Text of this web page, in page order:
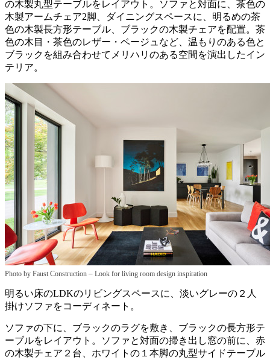
の木製丸型テーブルをレイアウト。ソファと対面に、茶色の
木製アームチェア2脚、ダイニングスペースに、明るめの茶
色の木製長方形テーブル、ブラックの木製チェアを配置。茶
色の木目・茶色のレザー・ベージュなど、温もりのある色と
ブラックを組み合わせてメリハリのある空間を演出したイン
テリア。
Photo by Faust Construction – Look for living room design inspiration
明るい床のLDKのリビングスペースに、淡いグレーの２人
掛けソファをコーディネート。
ソファの下に、ブラックのラグを敷き、ブラックの長方形テ
ーブルをレイアウト。ソファと対面の掃き出し窓の前に、赤
の木製チェア２台、ホワイトの１本脚の丸型サイドテーブル